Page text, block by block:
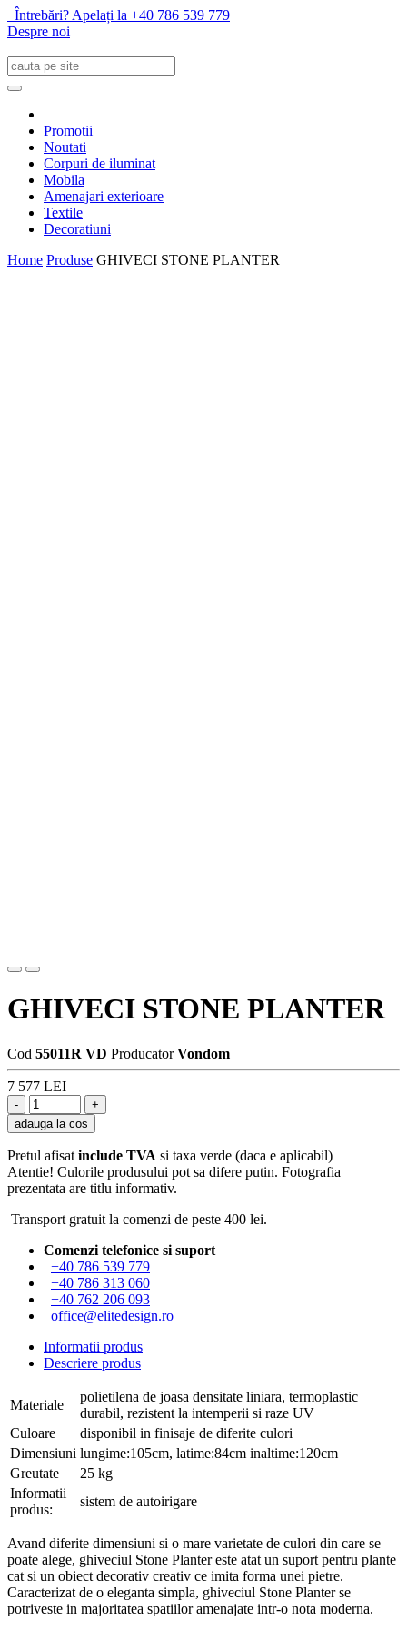
Întrebări? Apelați la +40 786 539 779
Despre noi
Promotii
Noutati
Corpuri de iluminat
Mobila
Amenajari exterioare
Textile
Decoratiuni
Home Produse GHIVECI STONE PLANTER
GHIVECI STONE PLANTER
Cod 55011R VD Producator Vondom
7 577 LEI
adauga la cos
Pretul afisat include TVA si taxa verde (daca e aplicabil)
Atentie! Culorile produsului pot sa difere putin. Fotografia
prezentata are titlu informativ.
Transport gratuit la comenzi de peste 400 lei.
Comenzi telefonice si suport
+40 786 539 779
+40 786 313 060
+40 762 206 093
office@elitedesign.ro
Informatii produs
Descriere produs
Materiale
polietilena de joasa densitate liniara, termoplastic
durabil, rezistent la intemperii si raze UV
Culoare
disponibil in finisaje de diferite culori
Dimensiuni lungime:105cm, latime:84cm inaltime:120cm
Greutate
25 kg
Informatii
produs:
sistem de autoirigare
Avand diferite dimensiuni si o mare varietate de culori din care se
poate alege, ghiveciul Stone Planter este atat un suport pentru plante
cat si un obiect decorativ creativ ce imita forma unei pietre.
Caracterizat de o eleganta simpla, ghiveciul Stone Planter se
potriveste in majoritatea spatiilor amenajate intr-o nota moderna.